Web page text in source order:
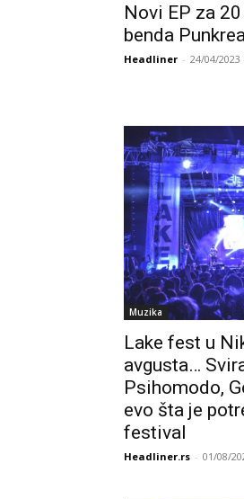
Novi EP za
benda
Headliner - 24/04/2023
Muzika
Lake fest u
avgusta…
Psihomodo,
evo šta je
festival
Headliner.rs - 01/08/